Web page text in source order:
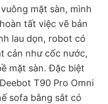
mặt sàn, mình
tất việc vẽ bản
lau dọn, robot có
cản như cốc nước,
mặt sàn. Đặc biệt
T90 Pro Omni
sofa bằng sắt có